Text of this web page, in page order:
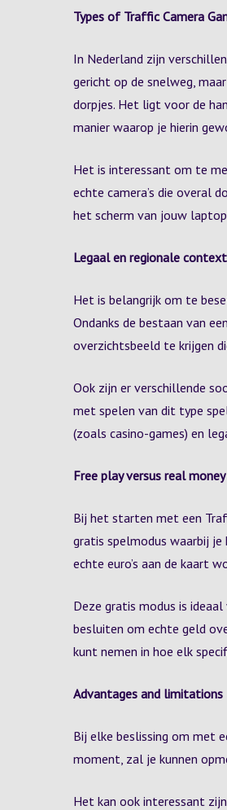
Types of Traffic Camera
In Nederland zijn
gericht op de snelweg,
dorpjes. Het ligt voor de
manier waarop je hierin
Het is interessant om te
echte camera’s die overal
het scherm van jouw
Legaal en regionale context
Het is belangrijk om te
Ondanks de bestaan van
overzichtsbeeld te krijgen
Ook zijn er verschillende
met spelen van dit type
(zoals casino-games) en
Free play versus real money
Bij het starten met een
gratis spelmodus waarbij
echte euro’s aan de kaart
Deze gratis modus is
besluiten om echte geld
kunt nemen in hoe elk
Advantages and limitations
Bij elke beslissing om met
moment, zal je kunnen
Het kan ook interessant